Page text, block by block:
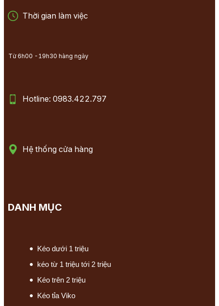
Thời gian làm việc
Từ 6h00 -19h30 hàng ngày
Hotline: 0983.422.797
Hệ thống cửa hàng
DANH MỤC
Kéo dưới 1 triệu
kéo từ 1 triệu tới 2 triệu
Kéo trên 2 triệu
Kéo tỉa Viko